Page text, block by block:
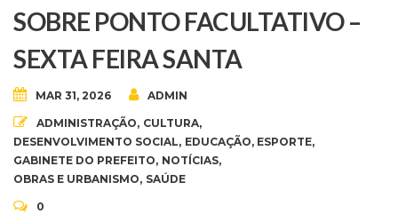
SOBRE PONTO FACULTATIVO –
SEXTA FEIRA SANTA
MAR 31, 2026 ADMIN
ADMINISTRAÇÃO, CULTURA,
DESENVOLVIMENTO SOCIAL, EDUCAÇÃO, ESPORTE,
GABINETE DO PREFEITO, NOTÍCIAS,
OBRAS E URBANISMO, SAÚDE
0